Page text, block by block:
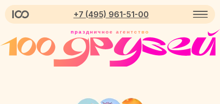
+7 (495) 961-51-00
праздничное агентство